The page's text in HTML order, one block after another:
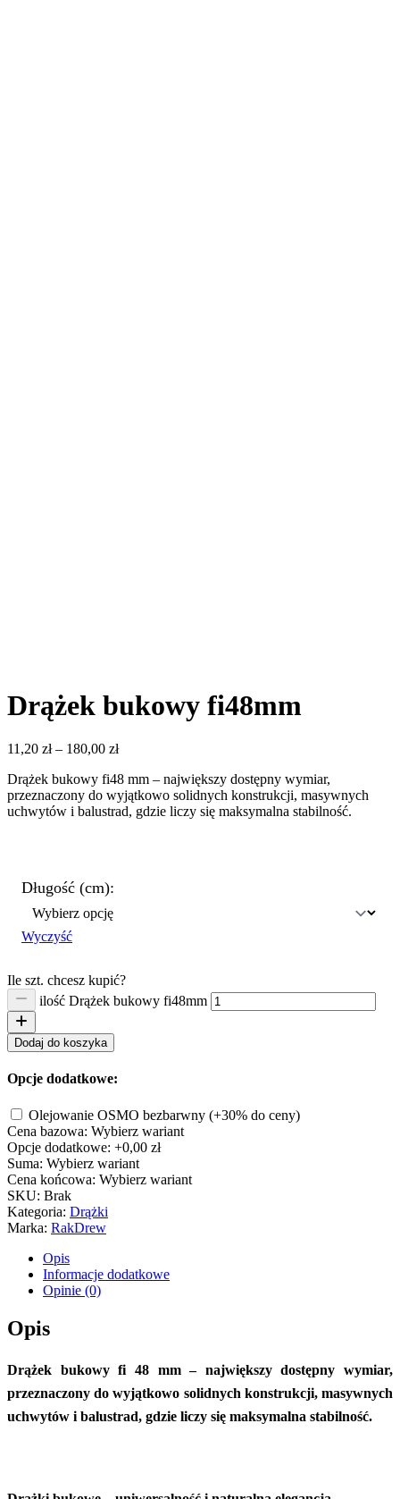
Drążek bukowy fi48mm
11,20 zł– 180,00 zł
Drążek bukowy fi48 mm – największy dostępny wymiar,
przeznaczony do wyjątkowo solidnych konstrukcji, masywnych
uchwytów i balustrad, gdzie liczy się maksymalna stabilność.
Długość (cm):
Wyczyść
Ile szt. chcesz kupić?
ilość Drążek bukowy fi48mm
Dodaj do koszyka
Opcje dodatkowe:
Olejowanie OSMO bezbarwny (+30% do ceny)
Cena bazowa: Wybierz wariant
Opcje dodatkowe: +0,00 zł
Suma: Wybierz wariant
Cena końcowa: Wybierz wariant
SKU: Brak
Kategoria: Drążki
Marka: RakDrew
Opis
Informacje dodatkowe
Opinie (0)
Opis
Drążek bukowy fi 48 mm – największy dostępny wymiar,
przeznaczony do wyjątkowo solidnych konstrukcji, masywnych
uchwytów i balustrad, gdzie liczy się maksymalna stabilność.